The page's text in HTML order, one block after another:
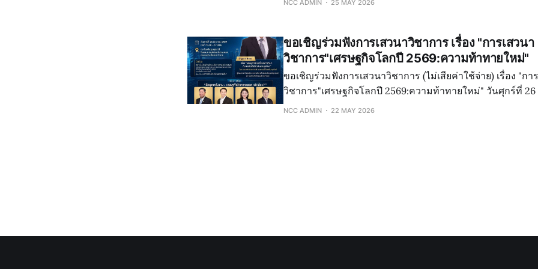
NCC ADMIN 25 MAY 2026
ขอเชิญร่วมฟังการเสวนาวิชาการ เรื่อง "การเสวนา
วิชาการ"เศรษฐกิจโลกปี 2569:ความท้าทายใหม่"
ขอเชิญร่วมฟังการเสวนาวิชาการ (ไม่เสียค่าใช้จ่าย) เรื่อง "การเสวนา
วิชาการ"เศรษฐกิจโลกปี 2569:ความท้าทายใหม่" วันศุกร์ที่ 26 มิถุนายน 2569
เวลา 13.00 - 17.30 น. ณ ห้องประชุมสุรนารีโรงแรมดิ อิม
NCC ADMIN 22 MAY 2026